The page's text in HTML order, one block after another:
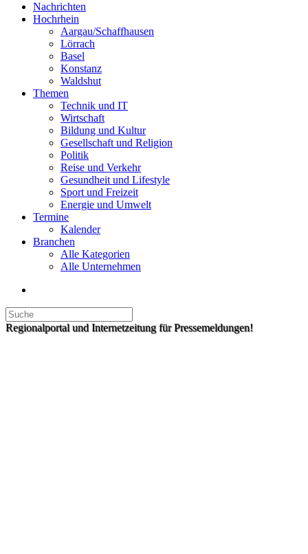
Nachrichten
Hochrhein
Aargau/Schaffhausen
Lörrach
Basel
Konstanz
Waldshut
Themen
Technik und IT
Wirtschaft
Bildung und Kultur
Gesellschaft und Religion
Politik
Reise und Verkehr
Gesundheit und Lifestyle
Sport und Freizeit
Energie und Umwelt
Termine
Kalender
Branchen
Alle Kategorien
Alle Unternehmen
Regionalportal und Internetzeitung für Pressemeldungen!